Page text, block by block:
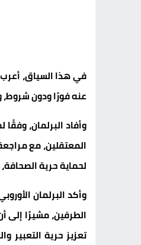
عنه فورًا ودون شروط،
وأفاد البرلمان،
المعتقلين، مع
لحماية حرية
وأكد البرلمان
الطرفين، مشيرًا إلى
تعزيز حرية التعبير